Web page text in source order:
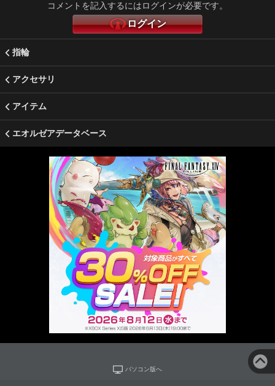
コメントを記入するにはログインが必要です。
ログイン
指輪
アクセサリ
アイテム
エオルゼアデータベース
パソコン版へ